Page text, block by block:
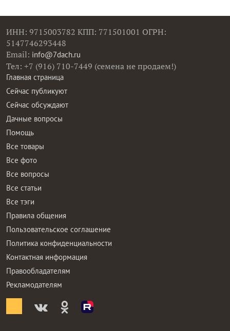
ИНН: 9715003782 КПП: 771501001 ОГРН:
5147746293448
Email: info@7dach.ru
Тел: +7 (916) 710-7449 (семена не продаем!)
Главная страница
Сейчас публикуют
Сейчас обсуждают
Дачные вопросы
Помощь
Все товары
Все фото
Все вопросы
Все статьи
Все тэги
Правила общения
Пользовательское соглашение
Политика конфиденциальности
Контактная информация
Правообладателям
Рекламодателям